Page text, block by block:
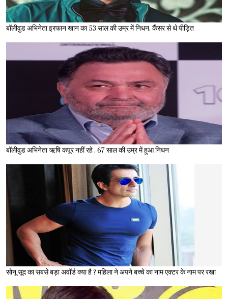
बॉलीवुड अभिनेता इरफान खान का 53 साल की उम्र में निधन, कैंसर से थे पीड़ित
बॉलीवुड अभिनेता ऋषि कपूर नहीं रहे , 67 साल की उम्र में हुआ निधन
सोनू सूद का सबसे बड़ा अवॉर्ड क्या है ? महिला ने अपने बच्चे का नाम एक्टर के नाम पर रखा